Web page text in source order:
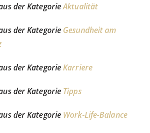
der KategorieAktualität
der Kategorie Gesundheit am
der KategorieKarriere
der Kategorie Tipps
der Kategorie Work-Life-Balance